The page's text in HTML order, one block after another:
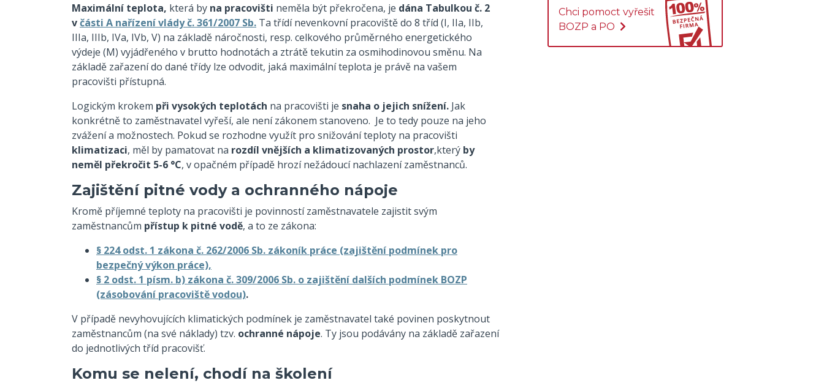
Maximální teplota, která by na pracovišti neměla být překročena, je dána Tabulkou č. 2
včásti A nařízení vlády č. 361/2007 Sb. Ta třídí nevenkovní pracoviště do 8 tříd (I, IIa, IIb,
IIIa, IIIb, IVa, IVb, V) na základě náročnosti, resp. celkového průměrného energetického
výdeje (M) vyjádřeného v brutto hodnotách a ztrátě tekutin za osmihodinovou směnu. Na
základě zařazení do dané třídy lze odvodit, jaká maximální teplota je právě na vašem
pracovišti přístupná.
Logickým krokem při vysokých teplotách na pracovišti je snaha o jejich snížení. Jak
konkrétně to zaměstnavatel vyřeší, ale není zákonem stanoveno. Je to tedy pouze na jeho
zvážení a možnostech. Pokud se rozhodne využít pro snižování teploty na pracovišti
klimatizaci, měl by pamatovat na rozdíl vnějších a klimatizovaných prostor,který by
neměl překročit 5-6 °C, v opačném případě hrozí nežádoucí nachlazení zaměstnanců.
Zajištění pitné vody a ochranného nápoje
Kromě příjemné teploty na pracovišti je povinností zaměstnavatele zajistit svým
zaměstnancům přístup k pitné vodě, a to ze zákona:
§ 224 odst. 1 zákona č. 262/2006 Sb. zákoník práce (zajištění podmínek pro
bezpečný výkon práce),
§ 2 odst. 1 písm. b) zákona č. 309/2006 Sb. o zajištění dalších podmínek BOZP
(zásobování pracoviště vodou).
V případě nevyhovujících klimatických podmínek je zaměstnavatel také povinen poskytnout
zaměstnancům (na své náklady) tzv. ochranné nápoje. Ty jsou podávány na základě zařazení
do jednotlivých tříd pracovišť.
Komu se nelení, chodí na školení
Chci pomoct vyřešit
BOZP a PO